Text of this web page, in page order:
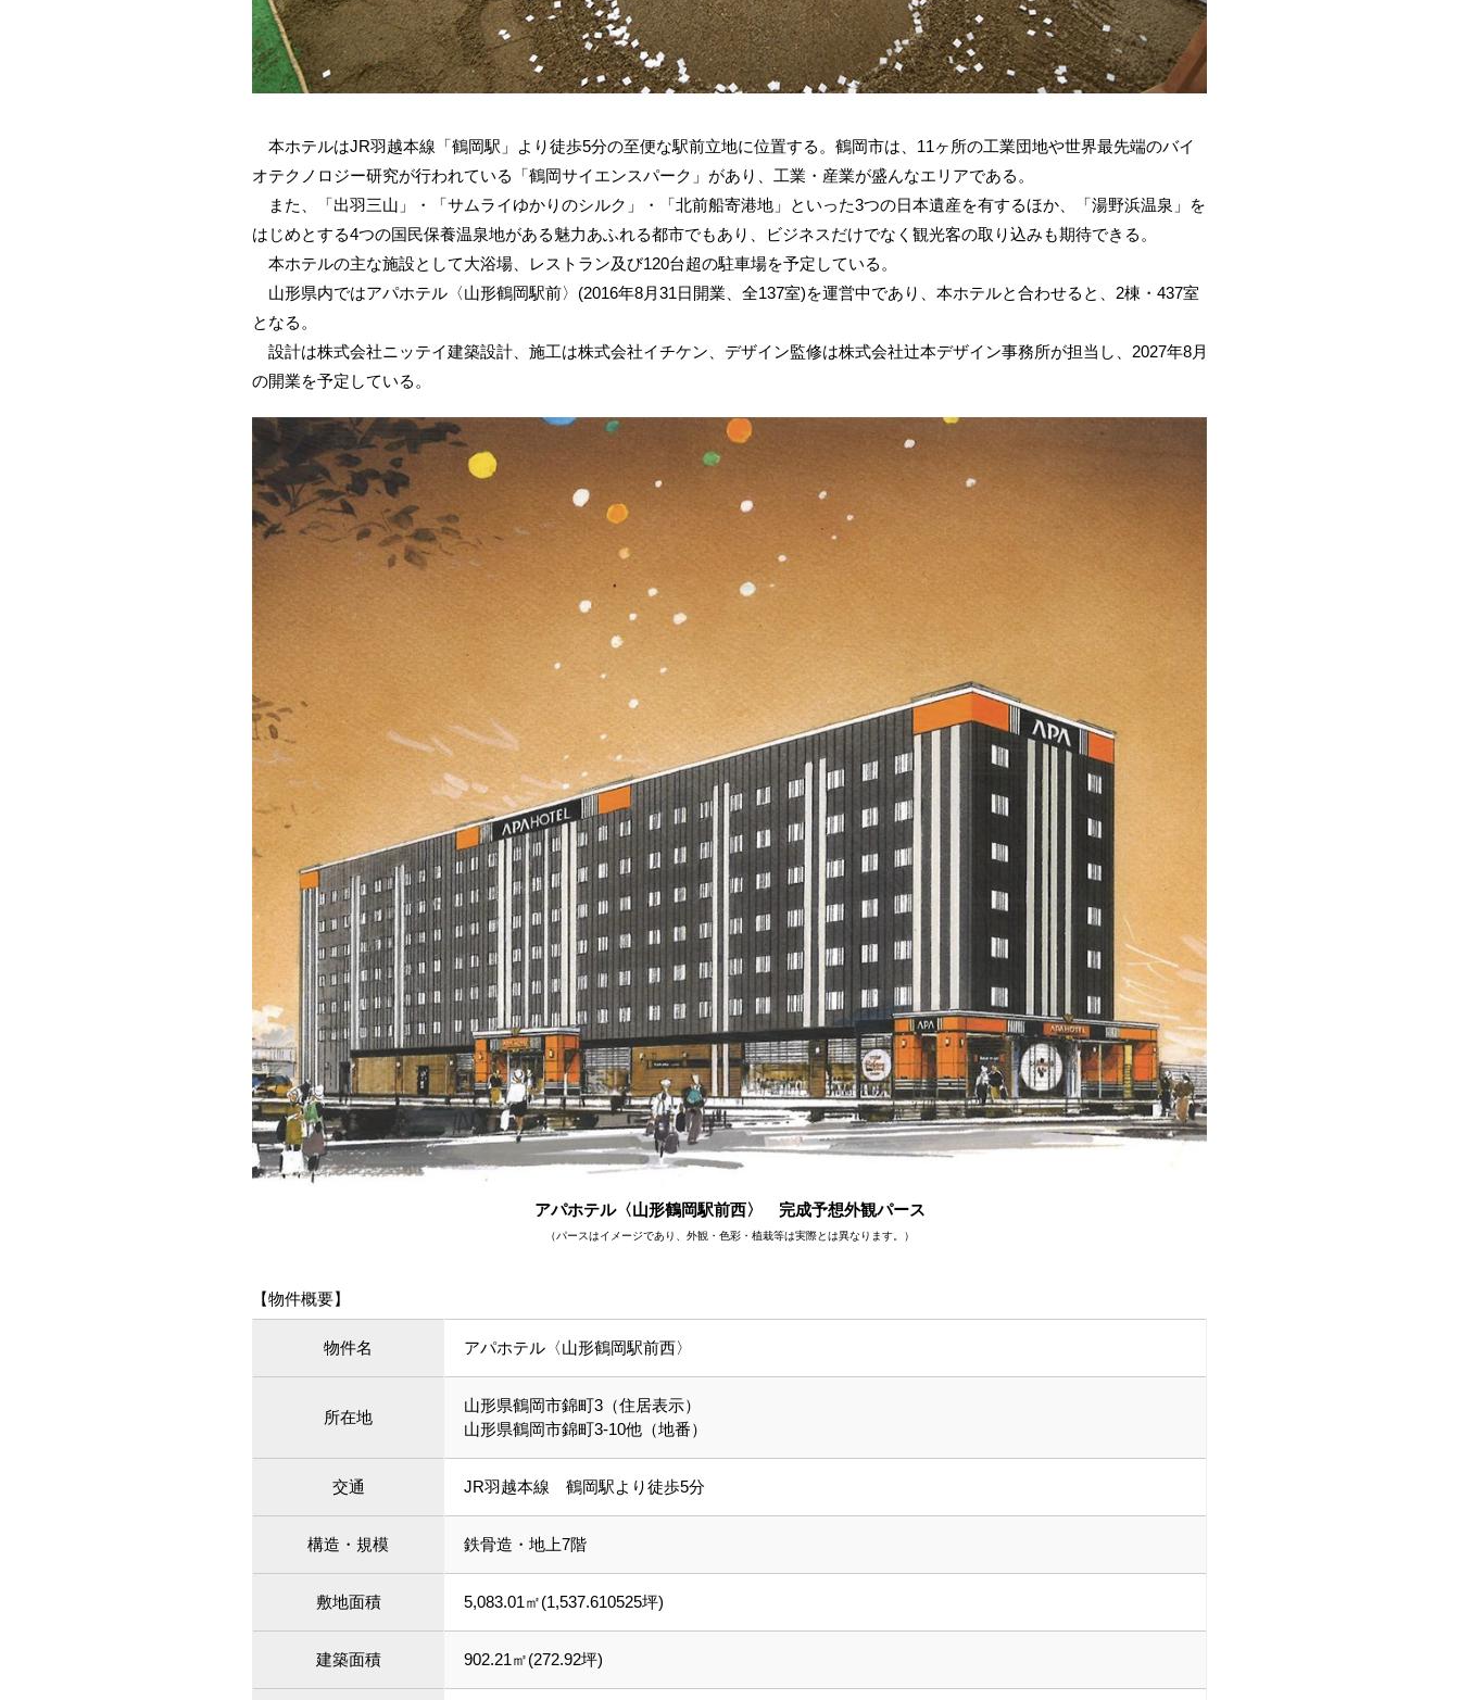
本ホテルはJR羽越本線「鶴岡駅」より徒歩5分の至便な駅前立地に位置する。鶴岡市は、11ヶ所の工業団地や世界最先端のバイ
オテクノロジー研究が行われている「鶴岡サイエンスパーク」があり、工業・産業が盛んなエリアである。
また、「出羽三山」・「サムライゆかりのシルク」・「北前船寄港地」といった3つの日本遺産を有するほか、「湯野浜温泉」を
はじめとする4つの国民保養温泉地がある魅力あふれる都市でもあり、ビジネスだけでなく観光客の取り込みも期待できる。
本ホテルの主な施設として大浴場、レストラン及び120台超の駐車場を予定している。
山形県内ではアパホテル〈山形鶴岡駅前〉(2016年8月31日開業、全137室)を運営中であり、本ホテルと合わせると、2棟・437室
となる。
設計は株式会社ニッテイ建築設計、施工は株式会社イチケン、デザイン監修は株式会社辻本デザイン事務所が担当し、2027年8月
の開業を予定している。
アパホテル〈山形鶴岡駅前西〉 完成予想外観パース
（パースはイメージであり、外観・色彩・植栽等は実際とは異なります。）
【物件概要】
物件名 アパホテル〈山形鶴岡駅前西〉
所在地
山形県鶴岡市錦町3（住居表示）
山形県鶴岡市錦町3-10他（地番）
交通 JR羽越本線 鶴岡駅より徒歩5分
構造・規模 鉄骨造・地上7階
敷地面積 5,083.01㎡(1,537.610525坪)
建築面積 902.21㎡(272.92坪)